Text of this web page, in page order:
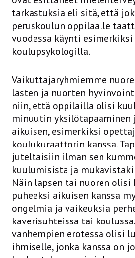
tarkastuksia eli sitä, että
peruskoulun oppilaalle
vuodessa käynti esimerkiksi
koulupsykologilla.
Vaikuttajaryhmiemme
lasten ja nuorten
niin, että oppilailla olisi
minuutin yksilötapaaminen
aikuisen, esimerkiksi
koulukuraattorin kanssa.
juteltaisiin ilman sen
kuulumisista ja
Näin lapsen tai nuoren
puheeksi aikuisen kanssa
ongelmia ja vaikeuksia
kaverisuhteissa tai
vanhempien erotessa olisi
ihmiselle, jonka kanssa on